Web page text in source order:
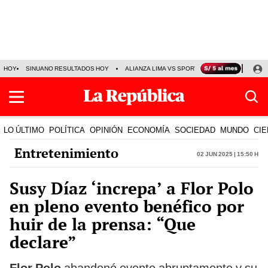
HOY SINUANO RESULTADOS HOY ALIANZA LIMA VS SPORT BOYS JORGE
LO ÚLTIMO POLÍTICA OPINIÓN ECONOMÍA SOCIEDAD MUNDO
Entretenimiento 02 Jun 2025 | 15:50 h
Susy Díaz ‘increpa’ a Flor Polo
en pleno evento benéfico por
huir de la prensa: “Que
declare”